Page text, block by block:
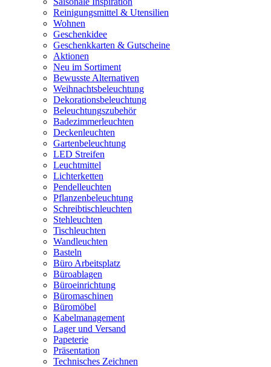
Reinigungsmittel & Utensilien
Wohnen
Geschenkidee
Geschenkkarten & Gutscheine
Aktionen
Neu im Sortiment
Bewusste Alternativen
Weihnachtsbeleuchtung
Dekorationsbeleuchtung
Beleuchtungszubehör
Badezimmerleuchten
Deckenleuchten
Gartenbeleuchtung
LED Streifen
Leuchtmittel
Lichterketten
Pendelleuchten
Pflanzenbeleuchtung
Schreibtischleuchten
Stehleuchten
Tischleuchten
Wandleuchten
Basteln
Büro Arbeitsplatz
Büroablagen
Büroeinrichtung
Büromaschinen
Büromöbel
Kabelmanagement
Lager und Versand
Papeterie
Präsentation
Technisches Zeichnen